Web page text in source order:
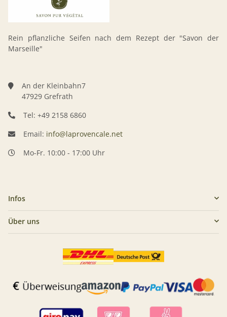
Rein pflanzliche Seifen nach dem Rezept der "Savon der
Marseille"
An der Kleinbahn7
47929 Grefrath
Tel: +49 2158 6860
Email: info@laprovencale.net
Mo-Fr. 10:00 - 17:00 Uhr
Infos
Über uns